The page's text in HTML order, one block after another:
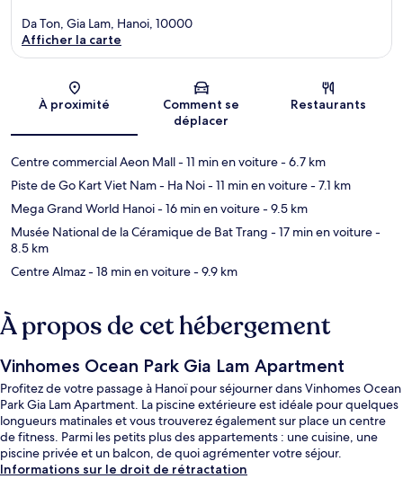
Carte
Da Ton, Gia Lam, Hanoi, 10000
Afficher la carte
À proximité
Comment se
déplacer
Restaurants
Centre commercial Aeon Mall- 11 min en voiture- 6.7 km
Piste de Go Kart Viet Nam - Ha Noi- 11 min en voiture- 7.1 km
Mega Grand World Hanoi- 16 min en voiture- 9.5 km
Musée National de la Céramique de Bat Trang - 17 min en voiture-
8.5 km
Centre Almaz- 18 min en voiture- 9.9 km
À propos de cet hébergement
Vinhomes Ocean Park Gia Lam Apartment
Profitez de votre passage à Hanoï pour séjourner dans Vinhomes Ocean
Park Gia Lam Apartment. La piscine extérieure est idéale pour quelques
longueurs matinales et vous trouverez également sur place un centre
de fitness. Parmi les petits plus des appartements : une cuisine, une
piscine privée et un balcon, de quoi agrémenter votre séjour.
Informations sur le droit de rétractation